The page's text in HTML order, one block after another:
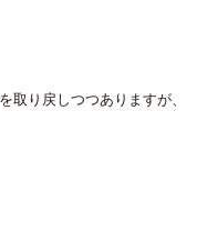
取り戻しつつありますが、